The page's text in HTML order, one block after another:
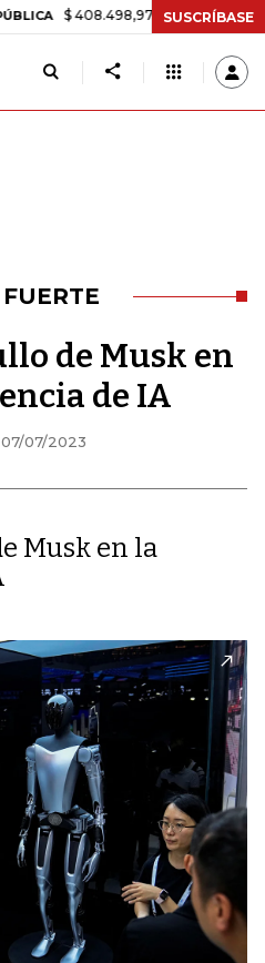
$ 408.498,97 +$ 8.753,81 +2,19%
SUSCRÍBASE
de Musk en
de IA
07/2023
Musk en la